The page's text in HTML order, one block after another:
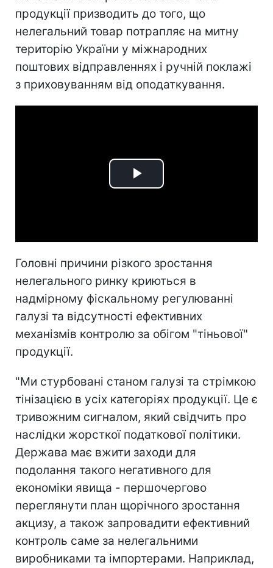
продукції призводить до того, що
нелегальний товар потрапляє на митну
територію України у міжнародних
поштових відправленнях і ручній поклажі
з приховуванням від оподаткування.
Play
Головні причини різкого зростання
нелегального ринку криються в
надмірному фіскальному регулюванні
галузі та відсутності ефективних
механізмів контролю за обігом "тіньової"
продукції.
"Ми стурбовані станом галузі та стрімкою
тінізацією в усіх категоріях продукції. Це є
тривожним сигналом, який свідчить про
наслідки жорсткої податкової політики.
Держава має вжити заходи для
подолання такого негативного для
економіки явища - першочергово
переглянути план щорічного зростання
акцизу, а також запровадити ефективний
контроль саме за нелегальними
виробниками та імпортерами. Наприклад,